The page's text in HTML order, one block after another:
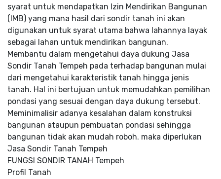
syarat untuk mendapatkan Izin Mendirikan Bangunan
(IMB) yang mana hasil dari sondir tanah ini akan
digunakan untuk syarat utama bahwa lahannya layak
sebagai lahan untuk mendirikan bangunan.
Membantu dalam mengetahui daya dukung Jasa
Sondir Tanah Tempeh pada terhadap bangunan mulai
dari mengetahui karakteristik tanah hingga jenis
tanah. Hal ini bertujuan untuk memudahkan pemilihan
pondasi yang sesuai dengan daya dukung tersebut.
Meminimalisir adanya kesalahan dalam konstruksi
bangunan ataupun pembuatan pondasi sehingga
bangunan tidak akan mudah roboh. maka diperlukan
Jasa Sondir Tanah Tempeh
FUNGSI SONDIR TANAH Tempeh
Profil Tanah